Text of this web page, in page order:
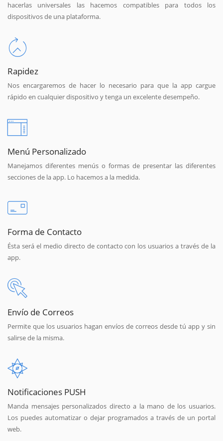
hacerlas universales las hacemos compatibles para todos los
dispositivos de una plataforma.
Rapidez
Nos encargaremos de hacer lo necesario para que la app cargue
rápido en cualquier dispositivo y tenga un excelente desempeño.
Menú Personalizado
Manejamos diferentes menús o formas de presentar las diferentes
secciones de la app. Lo hacemos a la medida.
Forma de Contacto
Ésta será el medio directo de contacto con los usuarios a través de la
app.
Envío de Correos
Permite que los usuarios hagan envíos de correos desde tú app y sin
salirse de la misma.
Notificaciones PUSH
Manda mensajes personalizados directo a la mano de los usuarios.
Los puedes automatizar o dejar programados a través de un portal
web.